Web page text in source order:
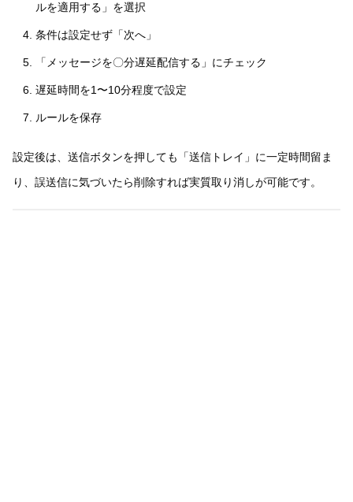
ルを適用する」を選択
条件は設定せず「次へ」
「メッセージを〇分遅延配信する」にチェック
遅延時間を1〜10分程度で設定
ルールを保存
設定後は、送信ボタンを押しても「送信トレイ」に一定時間留ま
り、誤送信に気づいたら削除すれば実質取り消しが可能です。